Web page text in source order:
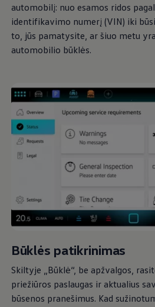
automobilį: nuo esamos ridos
identifikavimo numerį (VIN) iki
to, jūs pamatysite, ar šiuo metu
automobilio būklės.
Būklės patikrinimas
Skiltyje „Būklė“, be apžvalgos,
priežiūros paslaugas ir aktualius
būsenos pranešimus. Kad